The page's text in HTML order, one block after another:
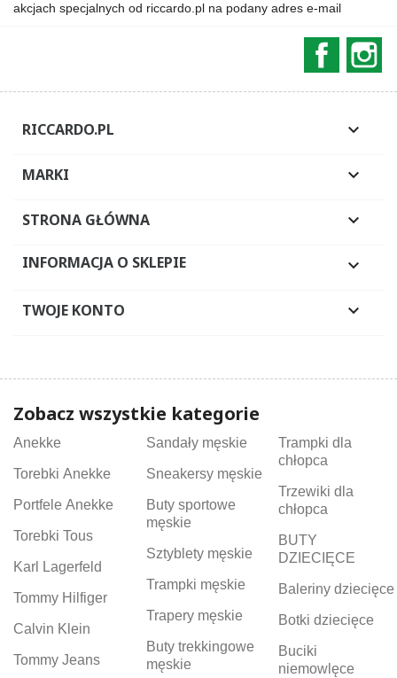
akcjach specjalnych od riccardo.pl na podany adres e-mail
RICCARDO.PL 
MARKI 
STRONA GŁÓWNA 
INFORMACJA O SKLEPIE 
TWOJE KONTO 
Zobacz wszystkie kategorie
Anekke
Torebki Anekke
Portfele Anekke
Torebki Tous
Karl Lagerfeld
Tommy Hilfiger
Calvin Klein
Tommy Jeans
Sandały męskie
Sneakersy męskie
Buty sportowe
męskie
Sztyblety męskie
Trampki męskie
Trapery męskie
Buty trekkingowe
męskie
Trampki dla
chłopca
Trzewiki dla
chłopca
BUTY
DZIECIĘCE
Baleriny dziecięce
Botki dziecięce
Buciki
niemowlęce